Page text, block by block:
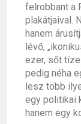
felrobbant a
plakátjaival.
hanem
lévő,
ezer, sőt
pedig néha
lesz több
egy politikai
hanem egy